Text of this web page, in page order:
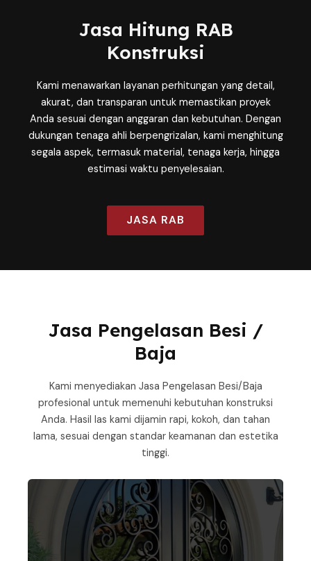
Jasa Hitung RAB
Konstruksi
Kami menawarkan layanan perhitungan yang detail,
akurat, dan transparan untuk memastikan proyek
Anda sesuai dengan anggaran dan kebutuhan. Dengan
dukungan tenaga ahli berpengrizalan, kami menghitung
segala aspek, termasuk material, tenaga kerja, hingga
estimasi waktu penyelesaian.
JASA RAB
Jasa Pengelasan Besi /
Baja
Kami menyediakan Jasa Pengelasan Besi/Baja
profesional untuk memenuhi kebutuhan konstruksi
Anda. Hasil las kami dijamin rapi, kokoh, dan tahan
lama, sesuai dengan standar keamanan dan estetika
tinggi.